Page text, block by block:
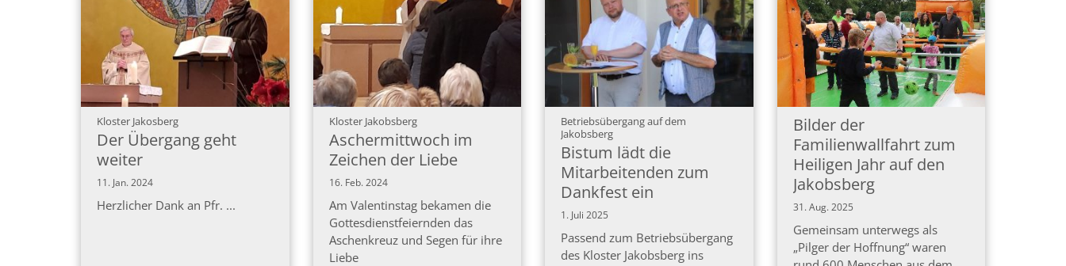
Kloster Jakosberg:
Der Übergang geht
weiter
11. Jan. 2024
Herzlicher Dank an Pfr. ...
Kloster Jakobsberg:
Aschermittwoch im
Zeichen der Liebe
16. Feb. 2024
Am Valentinstag bekamen die
Gottesdienstfeiernden das
Aschenkreuz und Segen für ihre
Liebe
Betriebsübergang auf dem
Jakobsberg:
Bistum lädt die
Mitarbeitenden zum
Dankfest ein
1. Juli 2025
Passend zum Betriebsübergang
des Kloster Jakobsberg ins
Bilder der
Familienwallfahrt zum
Heiligen Jahr auf den
Jakobsberg
31. Aug. 2025
Gemeinsam unterwegs als
„Pilger der Hoffnung“ waren